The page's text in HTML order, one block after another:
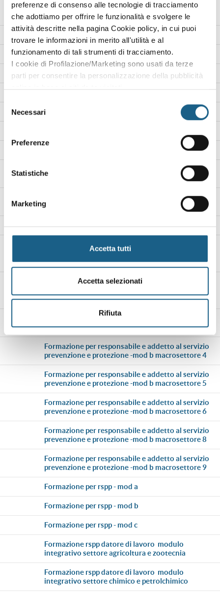
preferenze di consenso alle tecnologie di tracciamento
che adottiamo per offrire le funzionalità e svolgere le
attività descritte nella pagina Cookie policy, in cui puoi
trovare le informazioni in merito all'utilità e al
funzionamento di tali strumenti di tracciamento.
I cookie di Profilazione/Marketing sono usati da terze
parti per consentire la personalizzazione della pubblicità
online in base ai siti da te visitati.
qualsiasi momento. Consulta anche la nostra Privacy
delNecessari
Preferenze
Statistiche
Marketing
Accetta tutti
Accetta selezionati
Rifiuta
raccoglifrutta (comunemente detta carro
raccoglifrutta crf)-aggiornamento
corso per rspp - mod.c
corso per rspp e aspp - mod.b
formazione formatori per la sicurezza
formazione rischio incendio alto
formazione per rspp datori di lavoro - rischio alto
basso
medio
formazione per formatori della sicurezza
pianificazione, controllo e apposizione della
segnaletica stradale
della segnaletica stradale
prevenzione e protezione -mod b macrosettore 3
formazione per responsabile e addetto al servizio
prevenzione e protezione -mod b macrosettore 4
formazione per responsabile e addetto al servizio
prevenzione e protezione -mod b macrosettore 5
formazione per responsabile e addetto al servizio
prevenzione e protezione -mod b macrosettore 6
formazione per responsabile e addetto al servizio
prevenzione e protezione -mod b macrosettore 8
formazione per responsabile e addetto al servizio
prevenzione e protezione -mod b macrosettore 9
formazione per rspp - mod a
formazione per rspp - mod b
formazione per rspp - mod c
formazione rspp datore di lavoro  modulo
integrativo settore agricoltura e zootecnia
formazione rspp datore di lavoro  modulo
integrativo settore chimico e petrolchimico